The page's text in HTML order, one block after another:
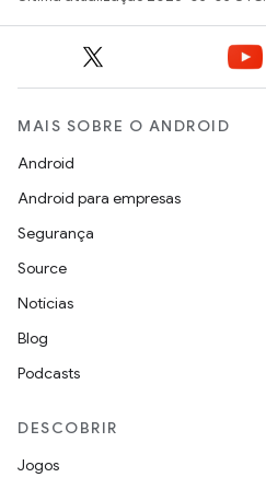
MAIS SOBRE O ANDROID
Android
Android para empresas
Segurança
Source
Notícias
Blog
Podcasts
DESCOBRIR
Jogos